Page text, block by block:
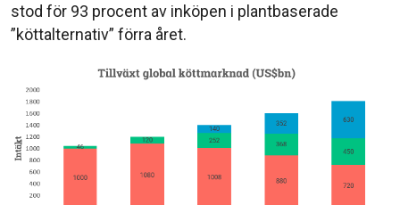
stod för 93 procent av inköpen i plantbaserade
”köttalternativ” förra året.